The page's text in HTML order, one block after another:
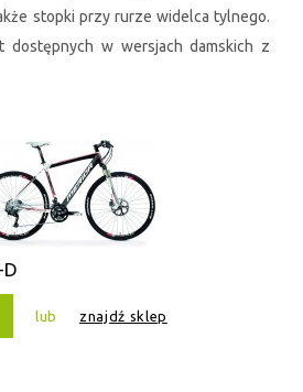
stopki przy rurze widelca tylnego.
dostępnych w wersjach damskich z
D
lub znajdź sklep